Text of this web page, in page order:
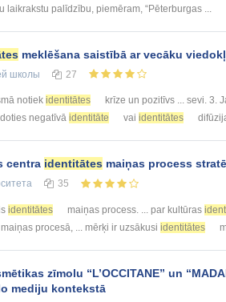
laikrakstu palīdzību, piemēram, “Pēterburgas ...
meklēšana saistībā ar vecāku
школы 27
notiek identitātes krīze un pozitīvs ... sevi. 3.
negatīvā identitāte vai identitātes
centra identitātes maiņas process
35
identitātes maiņas process. ... par kultūras
maiņas procesā, ... mērķi ir uzsākusi identitātes
zīmolu “L’OCCITANE” un
mediju kontekstā